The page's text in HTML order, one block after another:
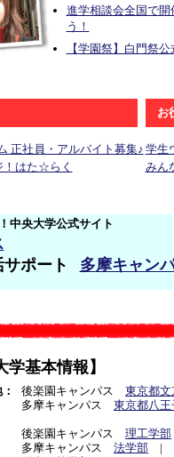
進学相談会全国で開
う！
【学園祭】白門祭
正社員・アルバイト募集♪
！はた☆らく
お
学生
みん
中央大学公式サイト
ポート
多摩キャン
学基本情報】
後楽園キャンパス東京都文
多摩キャンパス東京都八王
後楽園キャンパス理工学部
多摩キャンパス法学部 |